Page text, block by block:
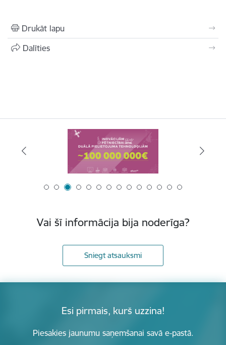
Drukāt lapu
Dalīties
Vai šī informācija bija noderīga?
Sniegt atsauksmi
Esi pirmais, kurš uzzina!
Piesakies jaunumu saņemšanai savā e-pastā.